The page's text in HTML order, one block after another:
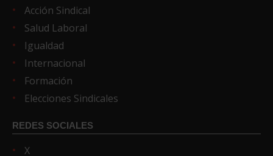
Acción Sindical
Salud Laboral
Igualdad
Internacional
Formación
Elecciones Sindicales
REDES SOCIALES
X